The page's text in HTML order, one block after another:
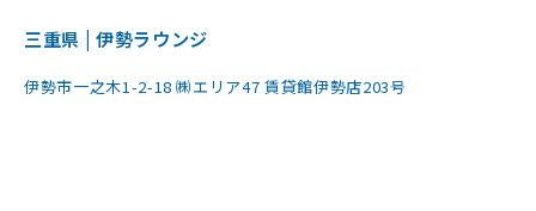
三重県 | 伊勢ラウンジ
伊勢市一之木1-2-18 ㈱エリア47 賃貸館伊勢店203号